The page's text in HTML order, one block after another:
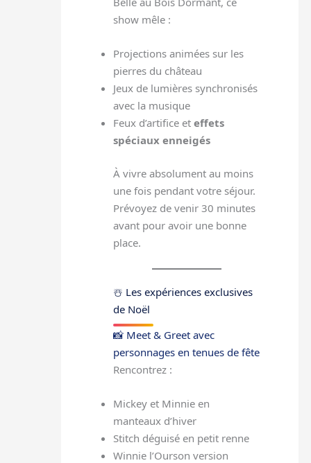
show mêle :
Projections animées sur les
pierres du château
Jeux de lumières synchronisés
avec la musique
Feux d’artifice eteffets
spéciaux enneigés
À vivre absolument au moins
une fois pendant votre séjour.
Prévoyez de venir 30 minutes
avant pour avoir une bonne
place.
☃️ Les expériences exclusives
de Noël
📸 Meet & Greet avec
personnages en tenues de fête
Rencontrez :
Mickey et Minnie en
manteaux d’hiver
Stitch déguisé en petit renne
Winnie l’Ourson version